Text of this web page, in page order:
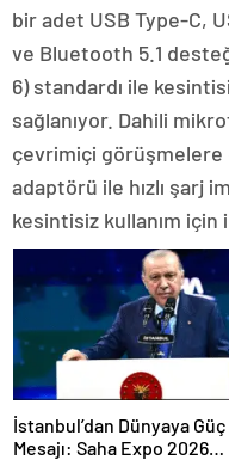
bir adet USB Type-C,
ve Bluetooth 5.1
6) standardı ile
sağlanıyor. Dahili
çevrimiçi görüşmelere
adaptörü ile hızlı şarj
kesintisiz kullanım için
İstanbul’dan Dünyaya Güç
Mesajı: Saha Expo 2026